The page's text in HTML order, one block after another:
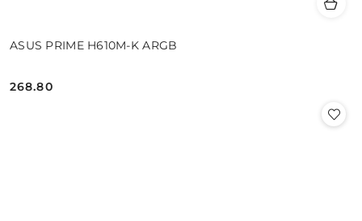
ASUS PRIME H610M-K ARGB
Cena:
268.80